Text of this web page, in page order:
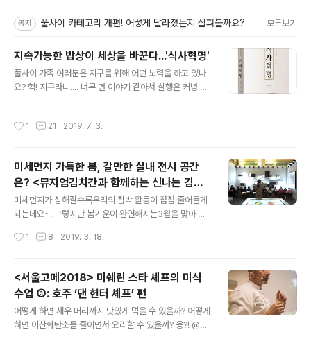
공지 풀사이 카테고리 개편! 어떻게 달라졌는지 살펴볼까요? 모두보기
지속가능한 밥상이 세상을 바꾼다...'식사혁명'
풀사이 가족 여러분은 지구를 위해 어떤 노력을 하고 있나
요? 헉! 지구라니.... 너무 먼 이야기 같아서 실행은 커녕 느
이들을 위하는 일은 생각보다 가까이 있더라구요. 이를테
있다는 사실을... 풀무원의 연구개발센터인 풀무원기술원
의 남기선 박사님께서 집필한 '식사혁명'을 통해 확인할 수
있었는데요. 이 책은 인간과 함께해온 음식의 역사와 본질
적인 의미에 대해 탐구하면서 '세상을 바꾸는 더 나은 밥
우거나 입맛에 맞추는 음..
1 21 2019. 7. 3.
미세먼지 가득한 봄, 갈만한 실내 전시 공간
은? <뮤지엄김치간과 함께하는 신나는 김치
체험>
미세먼지가 심해질수록우리의 집밖 활동이 점점 줄어들게
되는데요~. 그렇지만 봄기운이 완연해지는3월을 맞아 하
한 실내공간(?)들이 많답니다! 그중 가장 대표적인 곳은 박
께 가기에최고의 공간 맞죠? 그런데 여기에'즐거운 체험'까
지 추가 된다면?! 어머! 여긴 꼭 가야해!!풀무원이 운영하는
김치박물관인사동 '뮤지엄김치간(www.kimchikan.co
m)'에 오시면 쾌적한 실내에서 유익한 전시도 보고즐거운
체험까지 할 수 있답니다~!뿐만 아니라 한복도 무료로 빌
1 8 2019. 3. 18.
<서울고메2018> 미쉐린 스타 셰프의 미식
수업 ③: 호주 ‘댄 헌터 셰프’ 편
어떻게 하면 새우 머리까지 맛있게 먹을 수 있을까? 어떻게
하면 이산화탄소를 줄이면서 요리할 수 있을까? 응?! @@